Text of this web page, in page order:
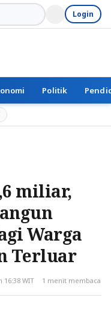
Login
Politik
miliar,
Warga
Terluar
16:38 WIT 1 menit membaca